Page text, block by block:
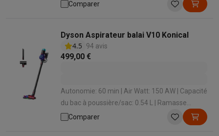
Comparer
Dyson Aspirateur balai V10 Konical
4.5
94 avis
499,00 €
Autonomie: 60 min | Air Watt: 150 AW | Capacité
du bac à poussière/sac: 0.54 L | Ramasse
miettes intégré: Oui | Temps de charge: 240 min
Comparer